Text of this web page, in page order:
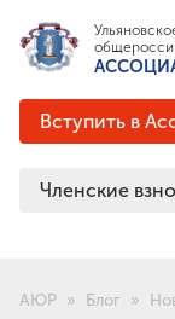
Вступить в
Цели и задачи
Членские
АЮР Блог